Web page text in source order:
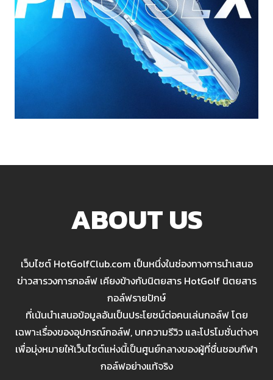
ABOUT US
เว็บไซต์ HotGolfClub.com เป็นหนึ่งในช่องทางการนำเสนอ
ข่าวสารวงการกอล์ฟ เคียงข้างกับนิตยสาร HotGolf นิตยสาร
กอล์ฟรายปักษ์
ที่เน้นนำเสนอข้อมูลอันเป็นประโยชน์ต่อคนเล่นกอล์ฟ โดย
เฉพาะเรื่องของอุปกรณ์กอล์ฟ, บทความรีวิว และโปรโมชั่นต่างๆ
เพื่อมุ่งหมายให้เว็บไซต์แห่งนี้เป็นศูนย์กลางของผู้ที่ชื่นชอบกีฬา
กอล์ฟอย่างแท้จริง